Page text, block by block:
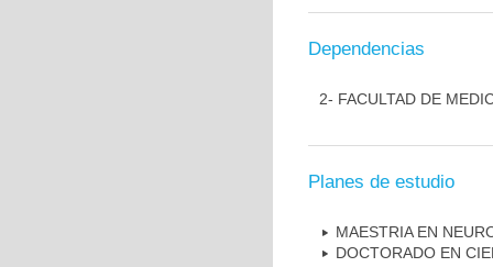
Dependencias
2- FACULTAD DE
Planes de estudio
MAESTRIA EN
DOCTORADO EN